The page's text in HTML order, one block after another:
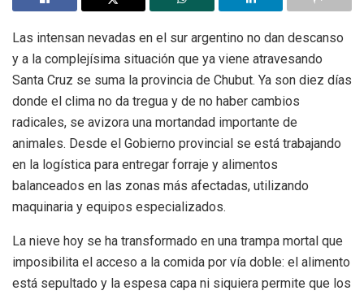
Las intensan nevadas en el sur argentino no dan descanso
y a la complejísima situación que ya viene atravesando
Santa Cruz se suma la provincia de Chubut. Ya son diez días
donde el clima no da tregua y de no haber cambios
radicales, se avizora una mortandad importante de
animales. Desde el Gobierno provincial se está trabajando
en la logística para entregar forraje y alimentos
balanceados en las zonas más afectadas, utilizando
maquinaria y equipos especializados.
La nieve hoy se ha transformado en una trampa mortal que
imposibilita el acceso a la comida por vía doble: el alimento
está sepultado y la espesa capa ni siquiera permite que los